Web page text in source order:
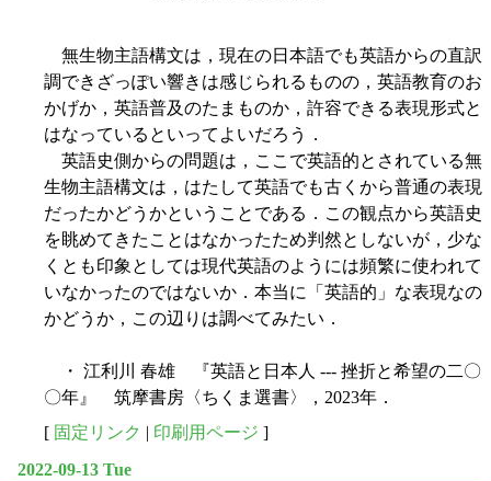
無生物主語構文は，現在の日本語でも英語からの直訳
調できざっぽい響きは感じられるものの，英語教育のお
かげか，英語普及のたまものか，許容できる表現形式と
はなっているといってよいだろう．
英語史側からの問題は，ここで英語的とされている無
生物主語構文は，はたして英語でも古くから普通の表現
だったかどうかということである．この観点から英語史
を眺めてきたことはなかったため判然としないが，少な
くとも印象としては現代英語のようには頻繁に使われて
いなかったのではないか．本当に「英語的」な表現なの
かどうか，この辺りは調べてみたい．
・ 江利川 春雄 『英語と日本人 --- 挫折と希望の二〇
〇年』 筑摩書房〈ちくま選書〉，2023年．
[ 固定リンク | 印刷用ページ ]
2022-09-13 Tue